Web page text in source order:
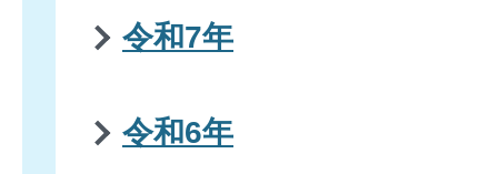
令和7年
令和6年